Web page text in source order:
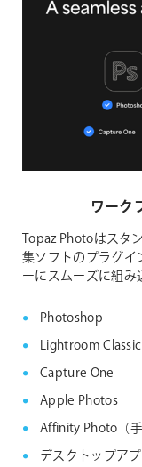
ワーク
Topaz Photoはスタ
集ソフトのプラグイ
ーにスムーズに組み
Photoshop
Lightroom Classic
Capture One
Apple Photos
Affinity Photo（
デスクトップア